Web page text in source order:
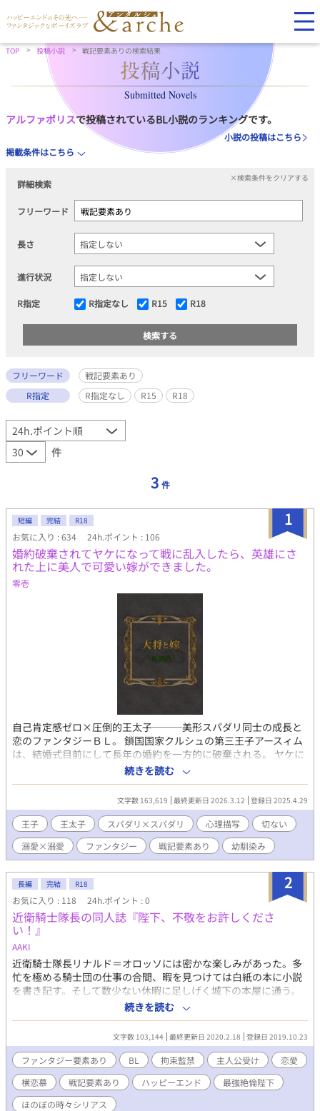
TOP 投稿小説 戦記要素ありの検索結果
Submitted Novels
アルファポリスで投稿されているBL小説のランキングです。
小説の投稿はこちら
掲載条件はこちら
詳細検索
×検索条件をクリアする
フリーワード
長さ
進行状況
R指定 R指定なし R15 R18
フリーワード
戦記要素あり
R指定
R指定なし R15 R18
件
3 件
1
短編 完結 R18
お気に入り : 634 24h.ポイント : 106
婚約破棄されてヤケになって戦に乱入したら、英雄にさ
れた上に美人で可愛い嫁ができました。
零壱
自己肯定感ゼロ×圧倒的王太子───美形スパダリ同士の成長と
恋のファンタジーＢＬ。 鎖国国家クルシュの第三王子アースィム
は、結婚式目前にして長年の婚約を一方的に破棄される。 ヤケに
なり、賑やかな幼馴染み達を引き連れ無関係の戦場に乗り込んだ
結果───何故か英雄に祭り上げられ、なぜか嫁（男）まで手に
入れてしまう。 「自分なんかがこんなどちゃくそ美人（男）
を……」と悩むアースィム（攻）と、 「この私に不満があるの
か」と詰め寄る王太子セオドア（受）。 互いを想い合う二人が紡
ぐ、溺愛と溺愛の物語。 幼馴染み組もなんかしてます。 ※諸事情
により、再掲します。 他サイトにも再掲しています。
続きを読む
文字数 163,619 最終更新日 2026.3.12 登録日 2025.4.29
王子 王太子 スパダリ×スパダリ 心理描写
切ない
溺愛×溺愛
ファンタジー 戦記要素あり 幼馴染み
2
長編 完結 R18
お気に入り : 118 24h.ポイント : 0
近衛騎士隊長の同人誌『陛下、不敬をお許しくださ
い！』
AAKI
近衛騎士隊長リナルド＝オロッソには密かな楽しみがあった。多
忙を極める騎士団の仕事の合間、暇を見つけては白紙の本に小説
を書き記す。そして数少ない休暇に足しげく城下の本屋に通う。
最愛の陛下パスクアーレ＝ロ＝ハイドロメルとの、蜜月を妄想し
た同人誌を発売するために!? しかしある日、秘密の私書が国王
の元に届いてしまったからさあ大変。 蛮族を退けた後に一兵であ
りながら一国を建国した御方、その彼を衆道本の題材にする不敬
は果たして許されるのだろうか？ 許されなかった時に
は・・・。 と、話は単純なものに留まらず様々な思惑が交差し始
めたことで、リナルドは敬愛する陛下のために剣を取るのだっ
た。 ※監禁等の過激な行為も含まれています。
続きを読む
文字数 103,144 最終更新日 2020.2.18 登録日 2019.10.23
ファンタジー要素あり BL 拘束監禁 主人公受け
恋愛
横恋慕
戦記要素あり ハッピーエンド
最強絶倫陛下
ほのぼの時々シリアス